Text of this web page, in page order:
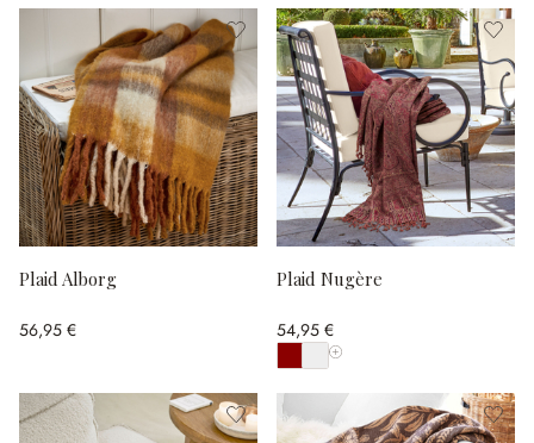
Plaid Alborg
56,95 €
Plaid Nugère
54,95 €
Afficher toutes les couleurs